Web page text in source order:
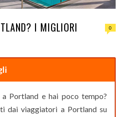
I MIGLIORI
0
Portland e hai poco tempo?
dai viaggiatori a Portland su